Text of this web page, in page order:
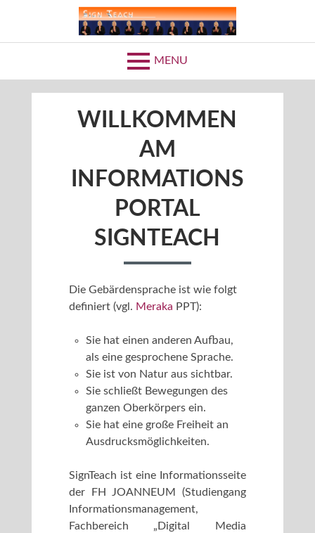
content
SIGNTEACH
MENU
WILLKOMMEN
AM
INFORMATIONS
PORTAL
SIGNTEACH
Die Gebärdensprache ist wie folgt
definiert (vgl. Meraka PPT):
Sie hat einen anderen Aufbau,
als eine gesprochene Sprache.
Sie ist von Natur aus sichtbar.
Sie schließt Bewegungen des
ganzen Oberkörpers ein.
Sie hat eine große Freiheit an
Ausdrucksmöglichkeiten.
SignTeach ist eine Informationsseite
der FH JOANNEUM (Studiengang
Informationsmanagement,
Fachbereich „Digital Media